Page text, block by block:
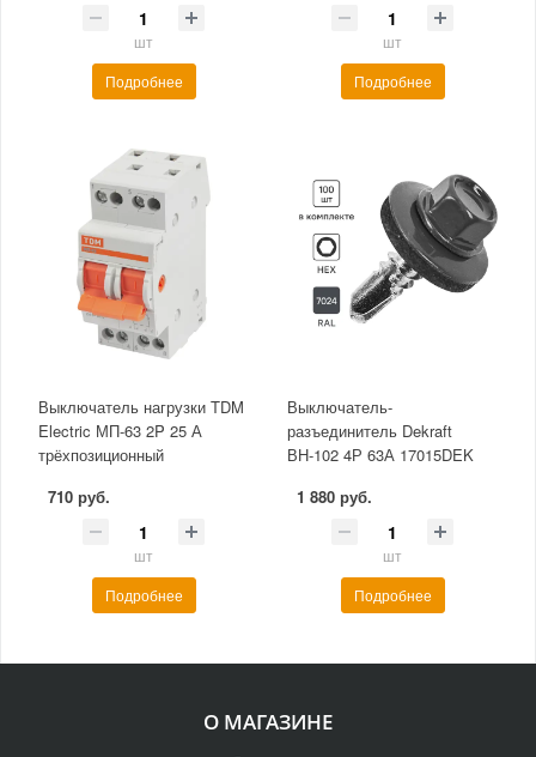
шт
Подробнее
шт
Подробнее
Выключатель нагрузки TDM
Electric МП-63 2P 25 А
трёхпозиционный
710 руб.
шт
Подробнее
Выключатель-
разъединитель Dekraft
ВН-102 4Р 63А 17015DEK
1 880 руб.
шт
Подробнее
О МАГАЗИНЕ